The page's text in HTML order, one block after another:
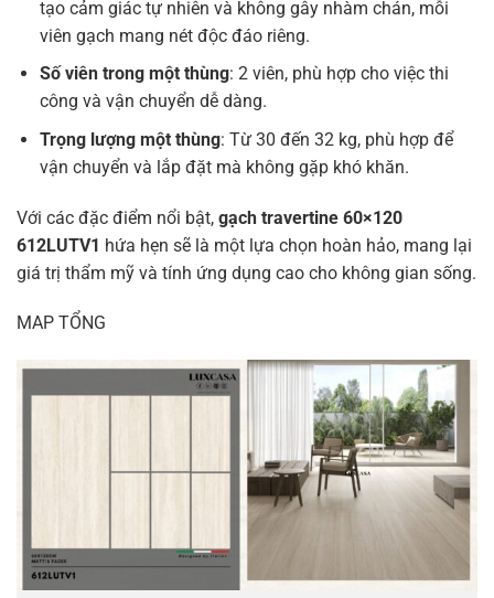
tạo cảm giác tự nhiên và không gây nhàm chán, mỗi
viên gạch mang nét độc đáo riêng.
Số viên trong một thùng: 2 viên, phù hợp cho việc thi
công và vận chuyển dễ dàng.
Trọng lượng một thùng: Từ 30 đến 32 kg, phù hợp để
vận chuyển và lắp đặt mà không gặp khó khăn.
Với các đặc điểm nổi bật, gạch travertine 60×120
612LUTV1 hứa hẹn sẽ là một lựa chọn hoàn hảo, mang lại
giá trị thẩm mỹ và tính ứng dụng cao cho không gian sống.
MAP TỔNG